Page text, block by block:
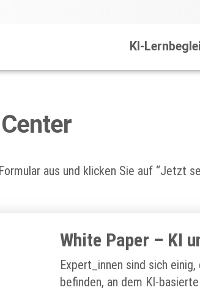
KI-
aus und klicken Sie auf “Jetzt
White Paper – KI
Expert_innen sind sich
befinden, an dem KI-